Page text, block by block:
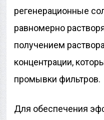
регенерационные
равномерно
получением
концентрации,
промывки фильтров.
Для обеспечения